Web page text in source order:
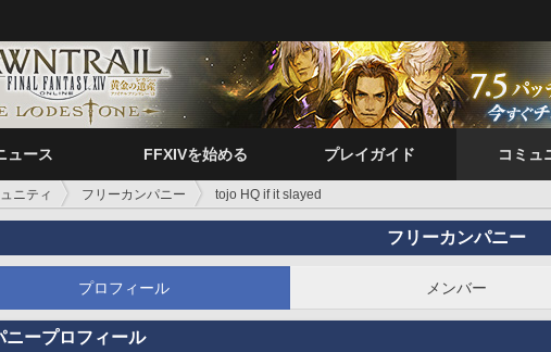
ュース FFXIVを始める プレイガイド コミュ
ニティ フリーカンパニー tojo HQ if it slayed
フリーカンパニー
プロフィール メンバー
ニープロフィール